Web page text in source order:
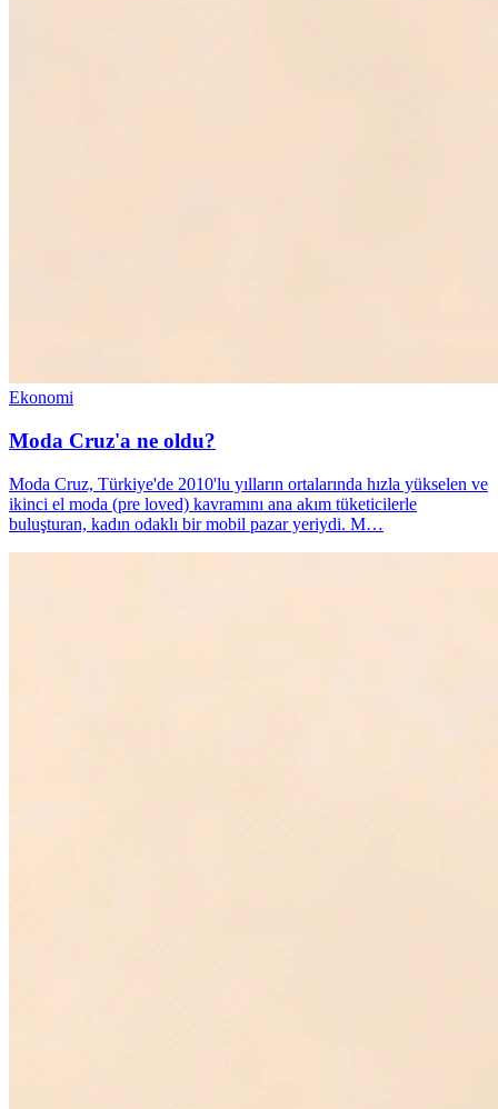
Ekonomi
Moda Cruz'a ne oldu?
Moda Cruz, Türkiye'de 2010'lu yılların ortalarında hızla yükselen ve
ikinci el moda (pre loved) kavramını ana akım tüketicilerle
buluşturan, kadın odaklı bir mobil pazar yeriydi. M…